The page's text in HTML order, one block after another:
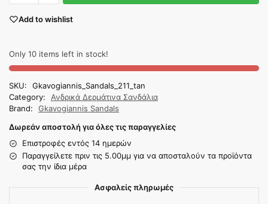
Add to wishlist
Only 10 items left in stock!
SKU:
Gkavogiannis_Sandals_211_tan
Category:
Ανδρικά Δερμάτινα Σανδάλια
Brand:
Gkavogiannis Sandals
Δωρεάν αποστολή για όλες τις παραγγελίες
Επιστροφές εντός 14 ημερών
Παραγγείλετε πριν τις 5.00μμ για να αποσταλούν τα προϊόντα
σας την ίδια μέρα
Ασφαλείς πληρωμές